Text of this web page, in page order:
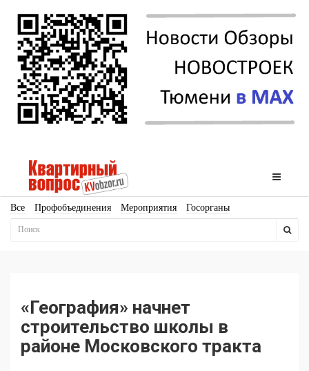
Все Профобъединения Мероприятия Госорганы
Новостройки
Продвижение Поздравляем
Ещё
«География» начнет
строительство школы в
районе Московского тракта